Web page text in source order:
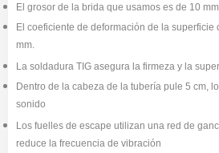
El grosor de la brida que usamos es de 10
El coeficiente de deformación de la superficie
mm.
La soldadura TIG asegura la firmeza y la
Dentro de la cabeza de la tubería pule 5 cm,
sonido
Los fuelles de escape utilizan una red de
reduce la frecuencia de vibración